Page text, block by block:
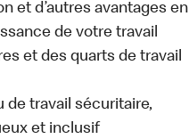
et d’autres avantages en
de votre travail
et des quarts de travail
de travail sécuritaire,
et inclusif